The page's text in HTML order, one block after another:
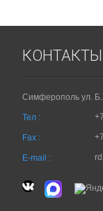
КОНТАКТЫ
Симферополь ул.
Тел :
Fax :
E-mail :